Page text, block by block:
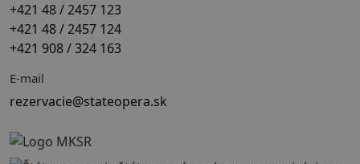
+421 48 / 2457 123
+421 48 / 2457 124
+421 908 / 324 163
E-mail
rezervacie@stateopera.sk